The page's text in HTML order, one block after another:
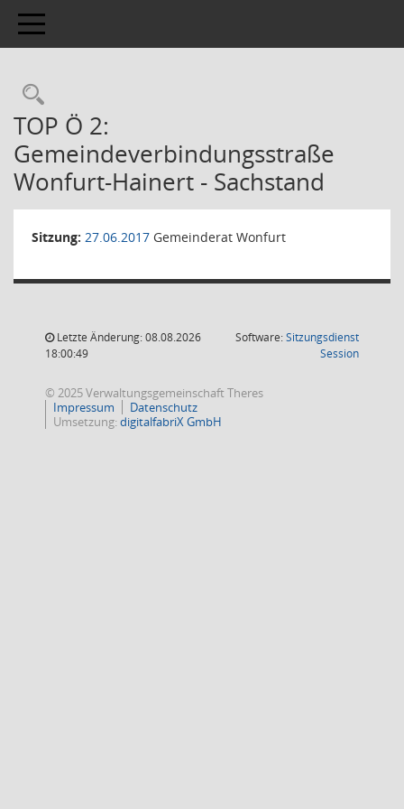
Toggle navigation
TOP Ö 2:
Gemeindeverbindungsstraße
Wonfurt-Hainert - Sachstand
Sitzung: 27.06.2017 Gemeinderat Wonfurt
Letzte Änderung: 08.08.2026
18:00:49
Software:Sitzungsdienst
Session(Wird in
© 2025 Verwaltungsgemeinschaft Theres
Impressum
Datenschutz
Umsetzung:digitalfabriX GmbH